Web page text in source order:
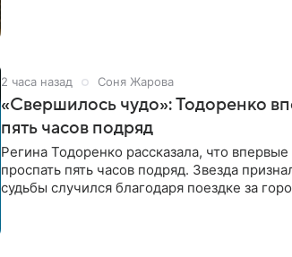
2 часа назад Соня Жарова
«Свершилось чудо»: Тодоренко
пять часов подряд
Регина Тодоренко рассказала, что
проспать пять часов подряд. Звезда
судьбы случился благодаря поездке за